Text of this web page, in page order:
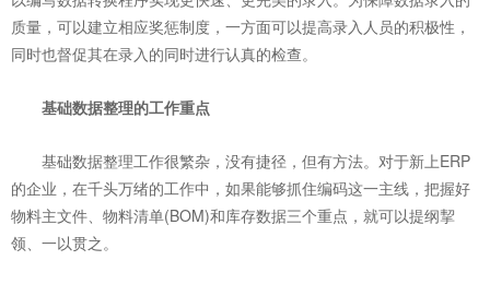
质量，可以建立相应奖惩制度，一方面可以提高录入人员的积极性，
同时也督促其在录入的同时进行认真的检查。
基础数据整理的工作重点
基础数据整理工作很繁杂，没有捷径，但有方法。对于新上ERP
的企业，在千头万绪的工作中，如果能够抓住编码这一主线，把握好
物料主文件、物料清单(BOM)和库存数据三个重点，就可以提纲挈
领、一以贯之。